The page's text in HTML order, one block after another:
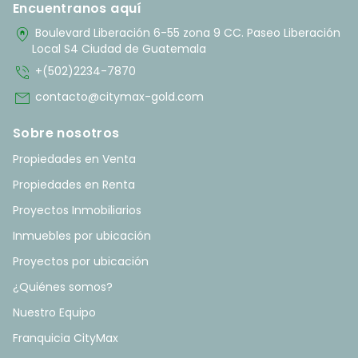
Encuentranos aquí
home_pin Boulevard Liberación 6-55 zona 9 CC. Paseo Liberación
Local S4 Ciudad de Guatemala
phone_in_talk +(502)2234-7870
mail contacto@citymax-gold.com
Sobre nosotros
Propiedades en Venta
Propiedades en Renta
Proyectos Inmobiliarios
Inmuebles por ubicación
Proyectos por ubicación
¿Quiénes somos?
Nuestro Equipo
Franquicia CityMax